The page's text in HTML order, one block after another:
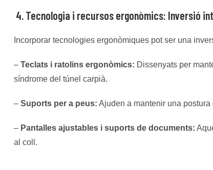
4. Tecnologia i recursos ergonòmics: Inversió
Incorporar tecnologies ergonòmiques pot ser una
– Teclats i ratolins ergonòmics: Dissenyats per
síndrome del túnel carpià.
– Suports per a peus: Ajuden a mantenir una
– Pantalles ajustables i suports de documents:
al coll.